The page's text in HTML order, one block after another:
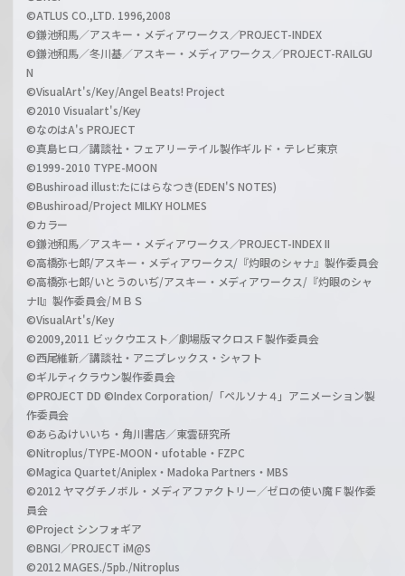
©ATLUS CO.,LTD. 1996,2008
©鎌池和馬／アスキー・メディアワークス／PROJECT-INDEX
©鎌池和馬／冬川基／アスキー・メディアワークス／PROJECT-RAILGU
N
©VisualArt's/Key/Angel Beats! Project
©2010 Visualart's/Key
©なのはA's PROJECT
©真島ヒロ／講談社・フェアリーテイル製作ギルド・テレビ東京
©1999-2010 TYPE-MOON
©Bushiroad illust:たにはらなつき(EDEN'S NOTES)
©Bushiroad/Project MILKY HOLMES
©カラー
©鎌池和馬／アスキー・メディアワークス／PROJECT-INDEX II
©高橋弥七郎/アスキー・メディアワークス/『灼眼のシャナ』製作委員会
©高橋弥七郎/いとうのいぢ/アスキー・メディアワークス/『灼眼のシャ
ナII』製作委員会/ＭＢＳ
©VisualArt's/Key
©2009,2011 ビックウエスト／劇場版マクロスＦ製作委員会
©西尾維新／講談社・アニプレックス・シャフト
©ギルティクラウン製作委員会
©PROJECT DD ©Index Corporation/「ペルソナ４」アニメーション製
作委員会
©あらゐけいいち・角川書店／東雲研究所
©Nitroplus/TYPE-MOON・ufotable・FZPC
©Magica Quartet/Aniplex・Madoka Partners・MBS
©2012 ヤマグチノボル・メディアファクトリー／ゼロの使い魔Ｆ製作委
員会
©Project シンフォギア
©BNGI／PROJECT iM@S
©2012 MAGES./5pb./Nitroplus